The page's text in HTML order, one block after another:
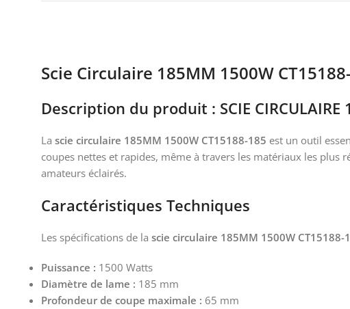
Scie Circulaire 185MM 1500W
Description du produit : SCIE
La scie circulaire 185MM 1500W CT15188-185 est un outil
coupes nettes et rapides, même à travers les matériaux les plus
amateurs éclairés.
Caractéristiques Techniques
Les spécifications de la scie circulaire 185MM 1500W CT15188-
Puissance : 1500 Watts
Diamètre de lame : 185 mm
Profondeur de coupe maximale : 65 mm